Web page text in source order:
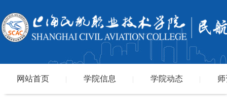
网站首页 学院信息 学院动态